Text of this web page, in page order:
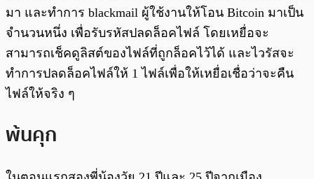
มา และทำการ blackmail ผู้ใช้งานให้โอน Bitcoin มาเป็น
จำนวนหนึ่ง เพื่อรับรหัสปลดล็อคไฟล์ โดยเหยื่อจะ
สามารถเช็คดูลิสต์ของไฟล์ที่ถูกล็อคไว้ได้ และไวรัสจะ
ทำการปลดล็อคไฟล์ให้ 1 ไฟล์เพื่อให้เหยื่อเชื่อว่าจะคืน
ไฟล์ให้จริง ๆ
พ้นคุก